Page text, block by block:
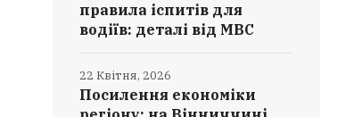
правила іспитів для
водіїв: деталі від МВС
Посилення економіки
22 Квітня, 2026